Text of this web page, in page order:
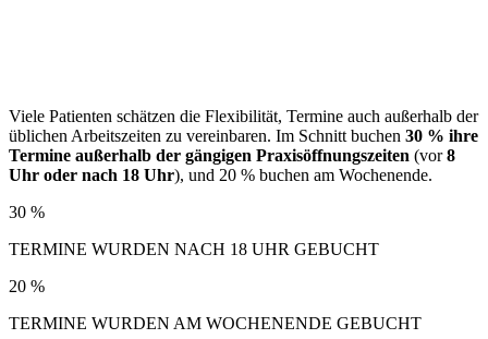
Viele Patienten schätzen die Flexibilität, Termine auch außerhalb der
üblichen Arbeitszeiten zu vereinbaren. Im Schnitt buchen 30 % ihre
Termine außerhalb der gängigen Praxisöffnungszeiten (vor8
Uhr oder nach 18 Uhr), und 20 % buchen am Wochenende.
30 %
TERMINE WURDEN NACH 18 UHR GEBUCHT
20 %
TERMINE WURDEN AM WOCHENENDE GEBUCHT